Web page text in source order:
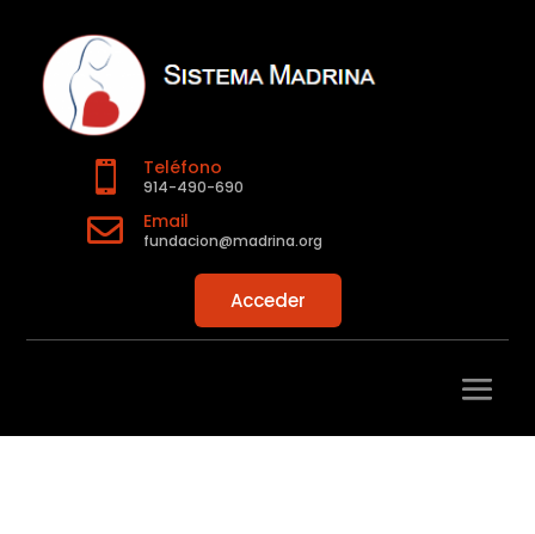
 Teléfono
914-490-690
 Email
fundacion@madrina.org
Acceder